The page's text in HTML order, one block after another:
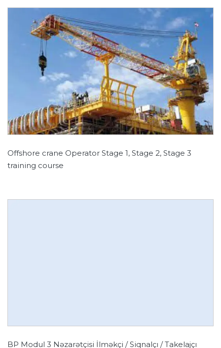
Offshore crane Operator Stage 1, Stage 2, Stage 3
training course
BP Modul 3 Nəzarətçisi İlməkçi / Siqnalçı / Takelajçı